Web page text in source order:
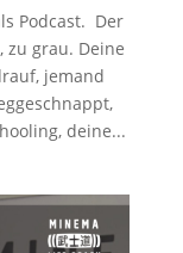
Podcast. Der
zu grau. Deine
jemand
deine...